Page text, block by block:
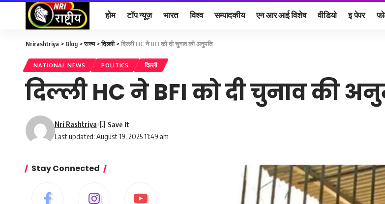
होम टॉप न्यूज़ भारत विश्व सम्पादकीय एन आर आई विशेष वीडियो इ पेपर
Nrirashtriya > Blog >राज्य>दिल्ली>दिल्ली HC ने BFI को दी चुनाव की अनुमति
NATIONAL NEWS POLITICS दिल्ली
दिल्ली HC ने BFI को दी चुनाव की
Last updated: August 19, 2025 11:49 am
Nri Rashtriya
Stay Connected